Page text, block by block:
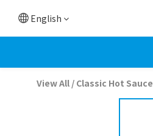
English
View All / Classic Hot Sauce